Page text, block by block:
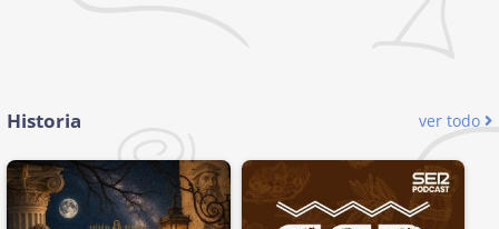
Historia ver todo